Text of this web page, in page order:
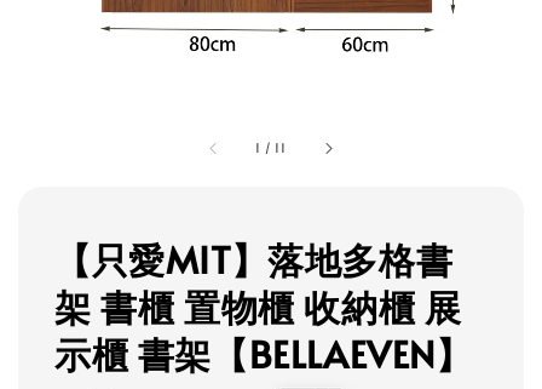
1 / 11
【只愛MIT】落地多格書
架 書櫃 置物櫃 收納櫃 展
示櫃 書架【BELLAEVEN】